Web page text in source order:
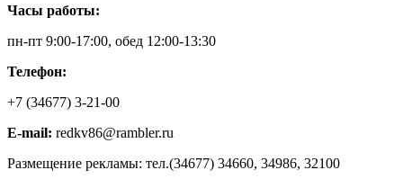
Часы работы:
пн-пт 9:00-17:00, обед 12:00-13:30
Телефон:
+7 (34677) 3-21-00
E-mail: redkv86@rambler.ru
Размещение рекламы: тел.(34677) 34660, 34986, 32100